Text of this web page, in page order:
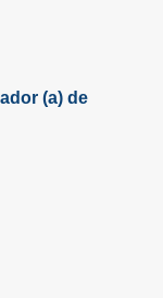
(a) de